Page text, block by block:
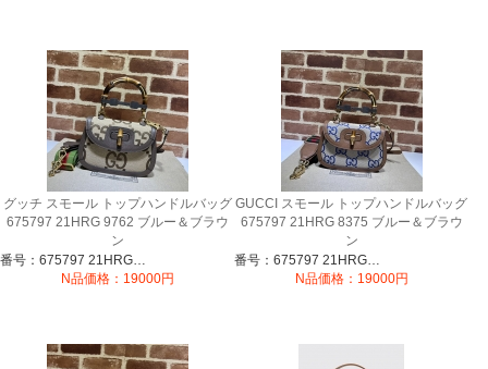
グッチ スモール トップハンドルバッグ
‎675797 21HRG 9762 ブルー＆ブラウ
ン
番号：675797 21HRG 9762
N品価格：19000円
GUCCI スモール トップハンドルバッグ
‎675797 21HRG 8375 ブルー＆ブラウ
ン
番号：675797 21HRG 8375
N品価格：19000円